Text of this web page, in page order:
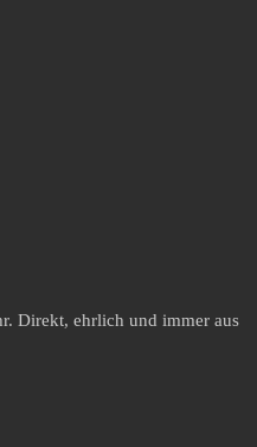
Direkt, ehrlich und immer aus